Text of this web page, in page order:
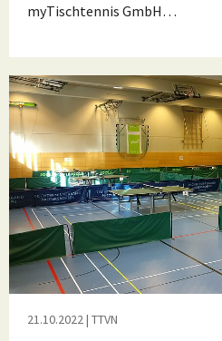
myTischtennis GmbH…
21.10.2022| TTVN